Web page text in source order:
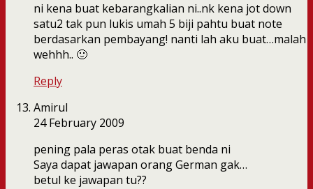
ni kena buat kebarangkalian ni..nk kena jot down
satu2 tak pun lukis umah 5 biji pahtu buat note
berdasarkan pembayang! nanti lah aku buat…malah
wehhh.. 🙂
Reply
Amirul
24 February 2009
pening pala peras otak buat benda ni
Saya dapat jawapan orang German gak…
betul ke jawapan tu??